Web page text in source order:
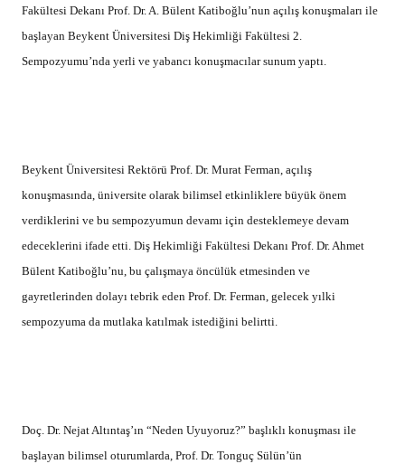
Fakültesi Dekanı Prof. Dr. A. Bülent Katiboğlu’nun açılış konuşmaları ile
başlayan Beykent Üniversitesi Diş Hekimliği Fakültesi 2.
Sempozyumu’nda yerli ve yabancı konuşmacılar sunum yaptı.
Beykent Üniversitesi Rektörü Prof. Dr. Murat Ferman, açılış
konuşmasında, üniversite olarak bilimsel etkinliklere büyük önem
verdiklerini ve bu sempozyumun devamı için desteklemeye devam
edeceklerini ifade etti. Diş Hekimliği Fakültesi Dekanı Prof. Dr. Ahmet
Bülent Katiboğlu’nu, bu çalışmaya öncülük etmesinden ve
gayretlerinden dolayı tebrik eden Prof. Dr. Ferman, gelecek yılki
sempozyuma da mutlaka katılmak istediğini belirtti.
Doç. Dr. Nejat Altıntaş’ın “Neden Uyuyoruz?” başlıklı konuşması ile
başlayan bilimsel oturumlarda, Prof. Dr. Tonguç Sülün’ün